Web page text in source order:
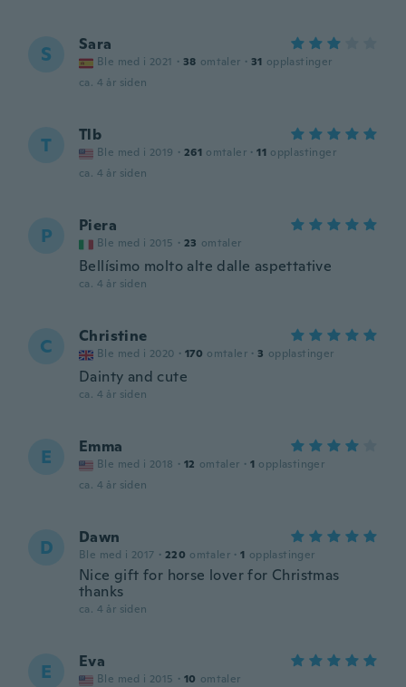
S Sara
Ble med i 2021 · 38 omtaler · 31 opplastinger
ca. 4 år siden
T Tlb
Ble med i 2019 · 261 omtaler · 11 opplastinger
ca. 4 år siden
P Piera
Ble med i 2015 · 23 omtaler
Bellísimo molto alte dalle aspettative
ca. 4 år siden
C Christine
Ble med i 2020 · 170 omtaler · 3 opplastinger
Dainty and cute
ca. 4 år siden
E Emma
Ble med i 2018 · 12 omtaler · 1 opplastinger
ca. 4 år siden
D Dawn
Ble med i 2017 · 220 omtaler · 1 opplastinger
Nice gift for horse lover for Christmas
thanks
ca. 4 år siden
E Eva
Ble med i 2015 · 10 omtaler